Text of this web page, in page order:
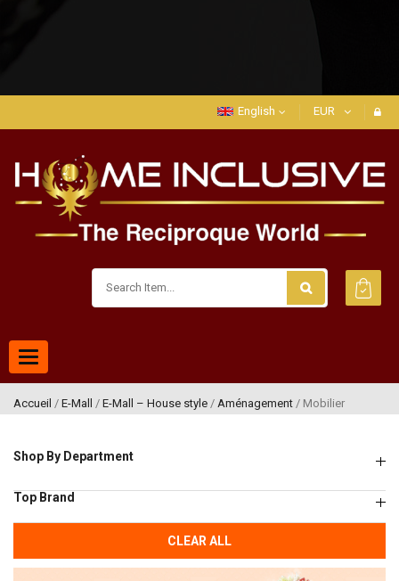
English EUR
Toggle
navigation
Accueil / E-Mall / E-Mall – House style / Aménagement / Mobilier
Shop By Department
Top Brand
CLEAR ALL